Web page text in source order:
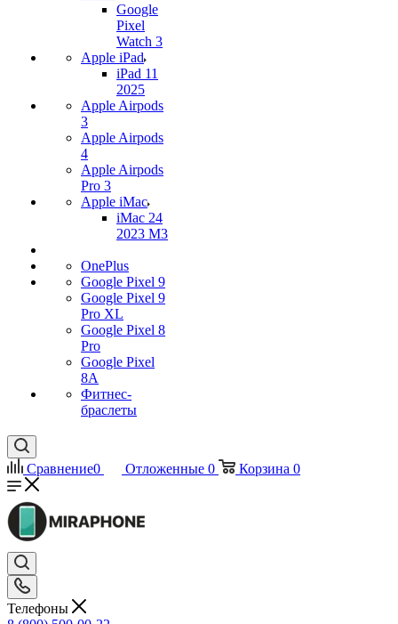
Google
Pixel
Watch 3
Apple iPad
iPad 11
2025
Apple Airpods
3
Apple Airpods
4
Apple Airpods
Pro 3
Apple iMac
iMac 24
2023 M3
OnePlus
Google Pixel 9
Google Pixel 9
Pro XL
Google Pixel 8
Pro
Google Pixel
8A
Фитнес-
браслеты
Сравнение0 Отложенные 0 Корзина 0
Телефоны